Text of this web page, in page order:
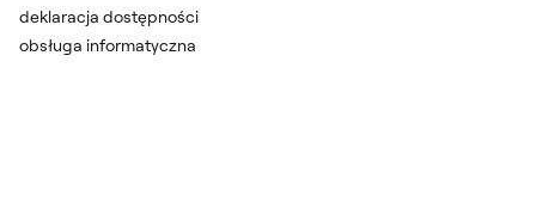
deklaracja dostępności
obsługa informatyczna